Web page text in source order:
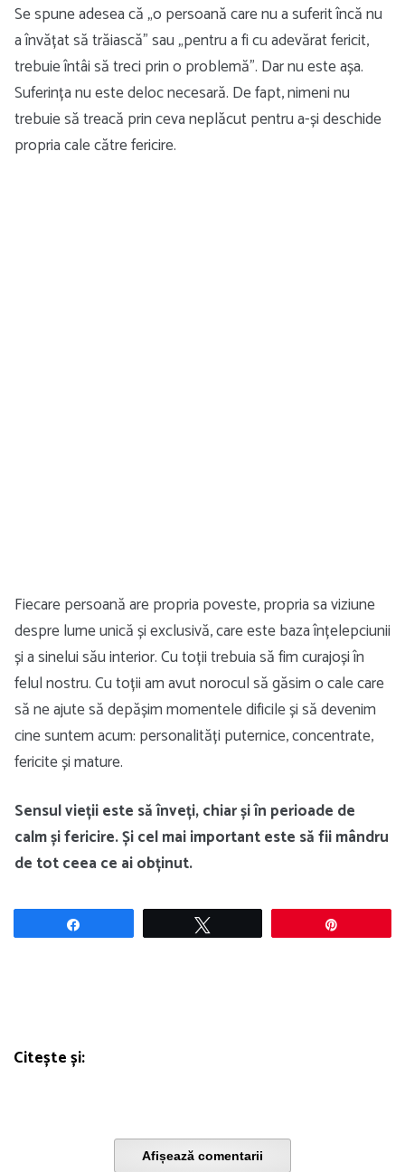
Se spune adesea că „o persoană care nu a suferit încă nu
a învățat să trăiască” sau „pentru a fi cu adevărat fericit,
trebuie întâi să treci prin o problemă”. Dar nu este așa.
Suferința nu este deloc necesară. De fapt, nimeni nu
trebuie să treacă prin ceva neplăcut pentru a-și deschide
propria cale către fericire.
Fiecare persoană are propria poveste, propria sa viziune
despre lume unică și exclusivă, care este baza înțelepciunii
și a sinelui său interior. Cu toții trebuia să fim curajoși în
felul nostru. Cu toții am avut norocul să găsim o cale care
să ne ajute să depășim momentele dificile și să devenim
cine suntem acum: personalități puternice, concentrate,
fericite și mature.
Sensul vieții este să înveți, chiar și în perioade de
calm și fericire. Și cel mai important este să fii mândru
de tot ceea ce ai obținut.
Citește și:
Afișează comentarii